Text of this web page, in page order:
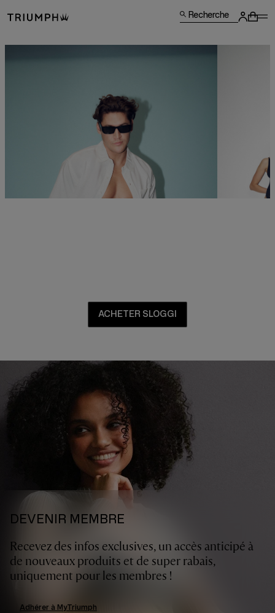
Recherche
ACHETER SLOGGI
DEVENIR MEMBRE
Recevez des infos exclusives, un accès anticipé à
de nouveaux produits et de super rabais,
uniquement pour les membres !
Adhérer à MyTriumph